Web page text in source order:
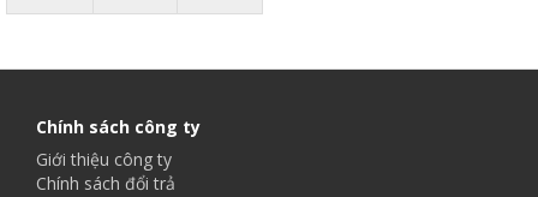
Chính sách công ty
Giới thiệu công ty
Chính sách đổi trả